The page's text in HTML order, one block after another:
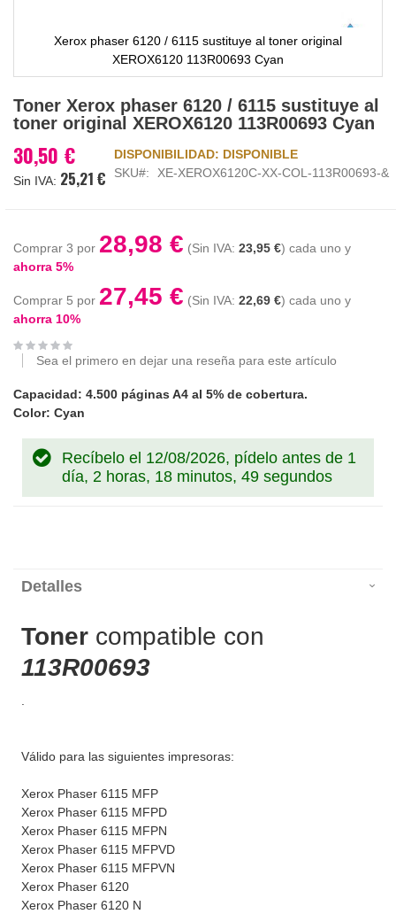
Xerox phaser 6120 / 6115 sustituye al toner original
XEROX6120 113R00693 Cyan
al
comienzo
la
galería
Toner Xerox phaser 6120 / 6115 sustituye al
toner original XEROX6120 113R00693 Cyan
30,50 €
25,21 €
DISPONIBILIDAD: DISPONIBLE
SKU
XE-XEROX6120C-XX-COL-113R00693-&
Comprar 3 por 28,98 € 23,95 € cada uno y
ahorra 5%
Comprar 5 por 27,45 € 22,69 € cada uno y
ahorra 10%
Sea el primero en dejar una reseña para este artículo
Capacidad: 4.500 páginas A4 al 5% de cobertura.
Color: Cyan
Recíbelo el 12/08/2026, pídelo antes de 1
día, 2 horas, 18 minutos, 49 segundos
Detalles
Toner compatible con
113R00693
.
Válido para las siguientes impresoras:
Xerox Phaser 6115 MFP
Xerox Phaser 6115 MFPD
Xerox Phaser 6115 MFPN
Xerox Phaser 6115 MFPVD
Xerox Phaser 6115 MFPVN
Xerox Phaser 6120
Xerox Phaser 6120 N